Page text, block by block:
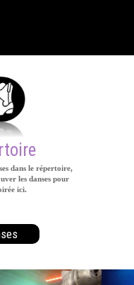
dans le répertoire,
les danses pour
ici.